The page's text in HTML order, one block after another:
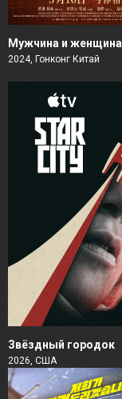
Мужчина и женщина
2024, Гонконг Китай
Звёздный городок
2026, США